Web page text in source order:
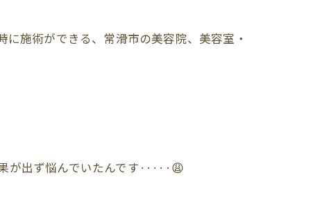
施術ができる、常滑市の美容院、美容室・
が出ず悩んでいたんです·····😩